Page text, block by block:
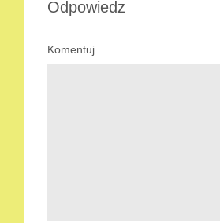
Odpowiedz
Komentuj